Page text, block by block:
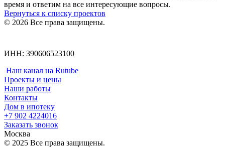
время и ответим на все интересующие вопросы.
Вернуться к списку проектов
© 2026 Все права защищены.
ИНН: 390606523100
Наш канал на Rutube
Проекты и цены
Наши работы
Контакты
Дом в ипотеку
+7 902 4224016
Заказать звонок
Москва
© 2025 Все права защищены.